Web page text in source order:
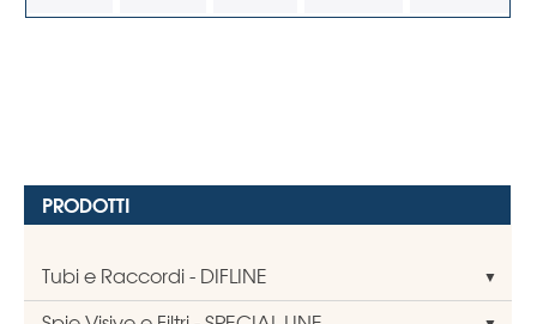
PRODOTTI
Tubi e Raccordi - DIFLINE